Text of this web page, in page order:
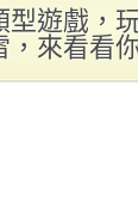
型遊戲，
來看看